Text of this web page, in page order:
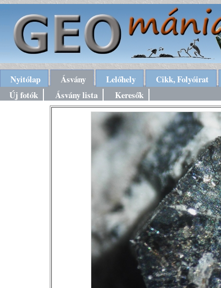
Nyitólap Ásvány Lelőhely
Cikk, Folyóirat
Új fotók
Ásvány lista Keresők